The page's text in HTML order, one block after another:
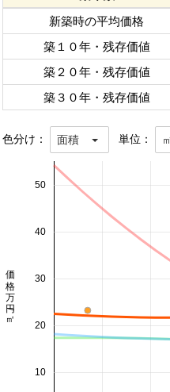
新築時の平均価格
築１０年・残存価値
築２０年・残存価値
築３０年・残存価値
色分け： 面積 単位：
10
20
30
40
50
価格 万円/㎡